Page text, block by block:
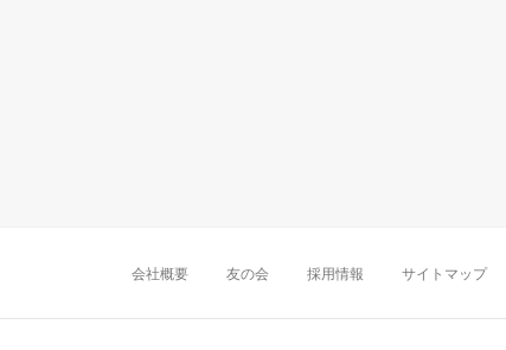
八王子店
近畿
大阪難波店
京
岡山店
広島店
会社概要 友の会 採用情報 サイトマップ